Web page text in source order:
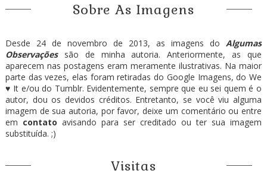
Sobre As Imagens
Desde 24 de novembro de 2013, as imagens doAlgumas
Observaçõessão de minha autoria. Anteriormente, as que
aparecem nas postagens eram meramente ilustrativas. Na maior
parte das vezes, elas foram retiradas do Google Imagens, do We
♥ It e/ou do Tumblr. Evidentemente, sempre que eu sei quem é o
autor, dou os devidos créditos. Entretanto, se você viu alguma
imagem de sua autoria, por favor, deixe um comentário ou entre
em contato avisando para ser creditado ou ter sua imagem
substituída. ;)
Visitas